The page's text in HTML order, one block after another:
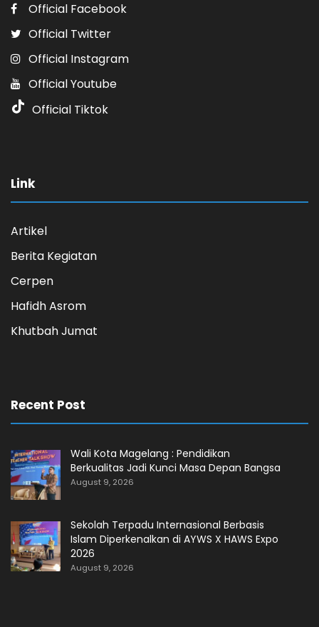
Official Facebook
Official Twitter
Official Instagram
Official Youtube
Official Tiktok
Link
Artikel
Berita Kegiatan
Cerpen
Hafidh Asrom
Khutbah Jumat
Recent Post
Wali Kota Magelang : Pendidikan
Berkualitas Jadi Kunci Masa Depan Bangsa
August 9, 2026
Sekolah Terpadu Internasional Berbasis
Islam Diperkenalkan di AYWS X HAWS Expo
2026
August 9, 2026